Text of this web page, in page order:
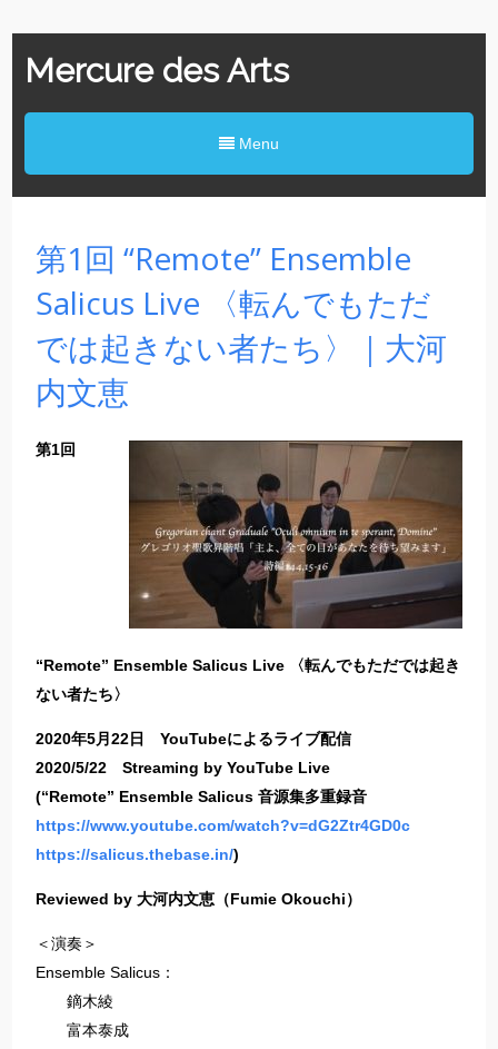
Mercure des Arts
Menu
第1回 “Remote” Ensemble
Salicus Live 〈転んでもただ
では起きない者たち〉｜大河
内文恵
第1回
“Remote” Ensemble Salicus Live 〈転んでもただでは起き
ない者たち〉
2020年5月22日 YouTubeによるライブ配信
2020/5/22 Streaming by YouTube Live
(“Remote” Ensemble Salicus 音源集多重録音
https://www.youtube.com/watch?v=dG2Ztr4GD0c
https://salicus.thebase.in/)
Reviewed by 大河内文恵（Fumie Okouchi）
＜演奏＞
Ensemble Salicus：
鏑木綾
富本泰成